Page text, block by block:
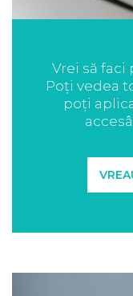
Vrei să faci
Poți vedea
poți